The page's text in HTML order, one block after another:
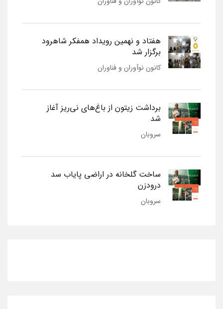
هفتاد و نهمین رویداد همفکر شاهرود
برگزار شد
کانون نوآوران و فناوران
برداشت زیتون از باغ‌های نی‌ریز آغاز
شد
سروبان
ساخت گلخانه در اراضی پایاب سد
درودزن
سروبان